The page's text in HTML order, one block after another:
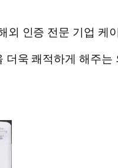
외 인증 전문 기업 케
더욱 쾌적하게 해주